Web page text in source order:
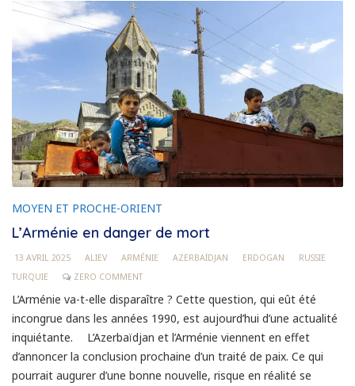
MOYEN ET PROCHE-ORIENT
L’Arménie en danger de mort
13 AVRIL 2025 ALIEV ARMÉNIE AZERBAÏDJAN ERDOGAN
RUSSIE
TURQUIE
ZERO COMMENT
L’Arménie va-t-elle disparaître ? Cette question, qui eût été
incongrue dans les années 1990, est aujourd’hui d’une actualité
inquiétante. L’Azerbaïdjan et l’Arménie viennent en effet
d’annoncer la conclusion prochaine d’un traité de paix. Ce qui
pourrait augurer d’une bonne nouvelle, risque en réalité se